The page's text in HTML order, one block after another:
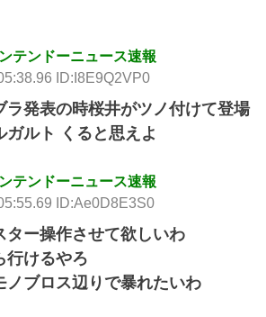
テンドーニュース速報
ID:I8E9Q2VP0
ラ発表の時桜井がツノ付けて登場
ガルト くると思えよ
テンドーニュース速報
ID:Ae0D8E3S0
ター操作させて欲しいわ
行けるやろ
ノブロス辺りで暴れたいわ